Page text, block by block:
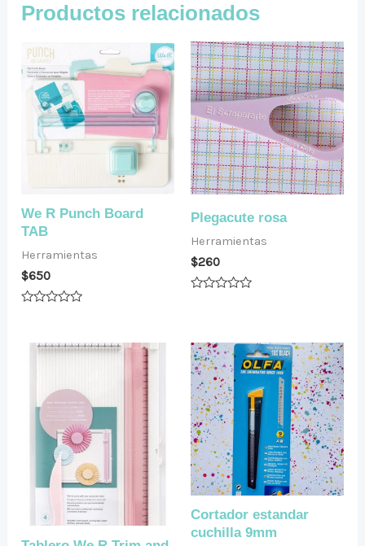
Productos relacionados
We R Punch Board
TAB
Herramientas
$650
Plegacute rosa
Herramientas
$260
5
Cortador estandar
cuchilla 9mm